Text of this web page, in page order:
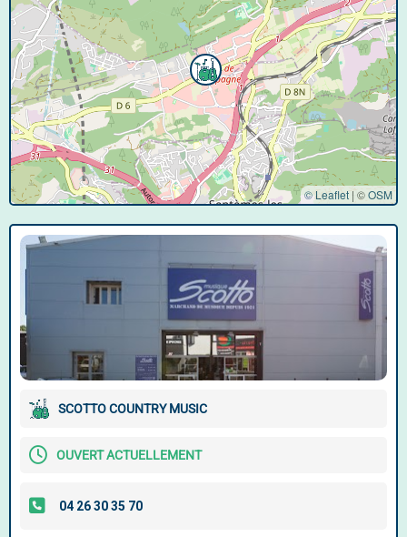
© Leaflet | ©OSM
SCOTTO COUNTRY MUSIC
OUVERT ACTUELLEMENT